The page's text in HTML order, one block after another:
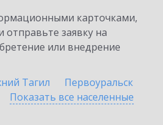
карточками,
отправьте заявку на
или внедрение
Тагил
Первоуральск
Показать все населенные